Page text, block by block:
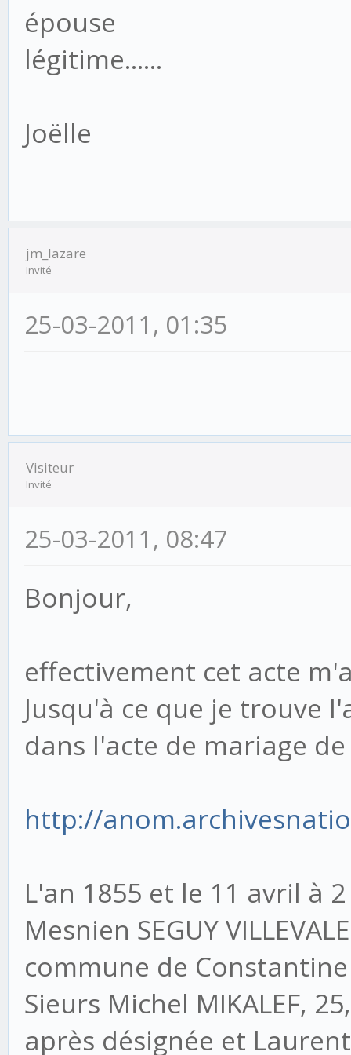
épouse
légitime......
Joëlle
jm_lazare
Invité
25-03-2011, 01:35
Visiteur
Invité
25-03-2011, 08:47
Bonjour,
effectivement cet acte
Jusqu'à ce que je trouve
dans l'acte de mariage de
http://
L'an 1855 et le 11 avril à
Mesnien SEGUY
commune de
Sieurs Michel MIKALEF,
après désignée et